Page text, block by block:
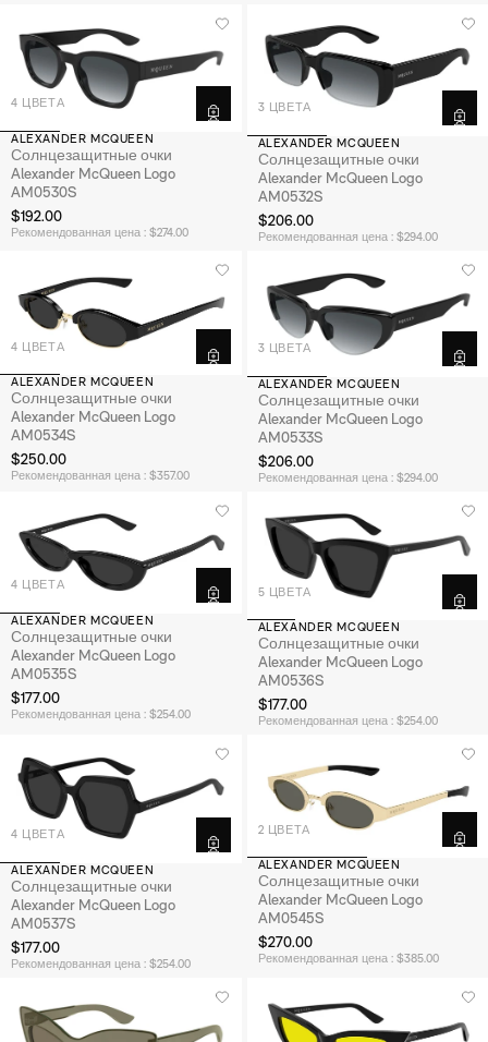
4 ЦВЕТА
ALEXANDER MCQUEEN
Солнцезащитные очки
Alexander McQueen Logo
AM0530S
$192.00
Рекомендованная цена : $274.00
3 ЦВЕТА
ALEXANDER MCQUEEN
Солнцезащитные очки
Alexander McQueen Logo
AM0532S
$206.00
Рекомендованная цена : $294.00
4 ЦВЕТА
ALEXANDER MCQUEEN
Солнцезащитные очки
Alexander McQueen Logo
AM0534S
$250.00
Рекомендованная цена : $357.00
3 ЦВЕТА
ALEXANDER MCQUEEN
Солнцезащитные очки
Alexander McQueen Logo
AM0533S
$206.00
Рекомендованная цена : $294.00
4 ЦВЕТА
ALEXANDER MCQUEEN
Солнцезащитные очки
Alexander McQueen Logo
AM0535S
$177.00
Рекомендованная цена : $254.00
5 ЦВЕТА
ALEXANDER MCQUEEN
Солнцезащитные очки
Alexander McQueen Logo
AM0536S
$177.00
Рекомендованная цена : $254.00
4 ЦВЕТА
ALEXANDER MCQUEEN
Солнцезащитные очки
Alexander McQueen Logo
AM0537S
$177.00
Рекомендованная цена : $254.00
2 ЦВЕТА
ALEXANDER MCQUEEN
Солнцезащитные очки
Alexander McQueen Logo
AM0545S
$270.00
Рекомендованная цена : $385.00